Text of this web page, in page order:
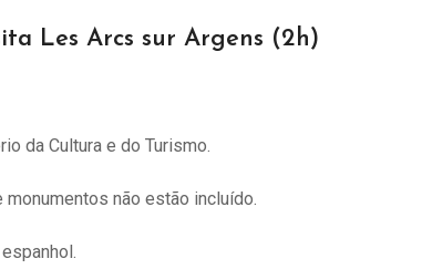
Les Arcs sur Argens (2h)
da Cultura e do Turismo.
não estão incluído.